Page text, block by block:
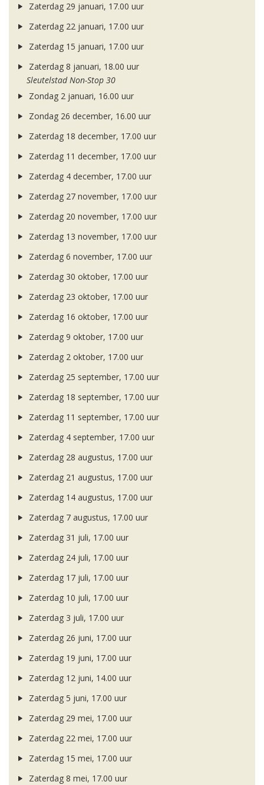
Zaterdag 29 januari, 17.00 uur
Zaterdag 22 januari, 17.00 uur
Zaterdag 15 januari, 17.00 uur
Zaterdag 8 januari, 18.00 uur
Sleutelstad Non-Stop 30
Zondag 2 januari, 16.00 uur
Zondag 26 december, 16.00 uur
Zaterdag 18 december, 17.00 uur
Zaterdag 11 december, 17.00 uur
Zaterdag 4 december, 17.00 uur
Zaterdag 27 november, 17.00 uur
Zaterdag 20 november, 17.00 uur
Zaterdag 13 november, 17.00 uur
Zaterdag 6 november, 17.00 uur
Zaterdag 30 oktober, 17.00 uur
Zaterdag 23 oktober, 17.00 uur
Zaterdag 16 oktober, 17.00 uur
Zaterdag 9 oktober, 17.00 uur
Zaterdag 2 oktober, 17.00 uur
Zaterdag 25 september, 17.00 uur
Zaterdag 18 september, 17.00 uur
Zaterdag 11 september, 17.00 uur
Zaterdag 4 september, 17.00 uur
Zaterdag 28 augustus, 17.00 uur
Zaterdag 21 augustus, 17.00 uur
Zaterdag 14 augustus, 17.00 uur
Zaterdag 7 augustus, 17.00 uur
Zaterdag 31 juli, 17.00 uur
Zaterdag 24 juli, 17.00 uur
Zaterdag 17 juli, 17.00 uur
Zaterdag 10 juli, 17.00 uur
Zaterdag 3 juli, 17.00 uur
Zaterdag 26 juni, 17.00 uur
Zaterdag 19 juni, 17.00 uur
Zaterdag 12 juni, 14.00 uur
Zaterdag 5 juni, 17.00 uur
Zaterdag 29 mei, 17.00 uur
Zaterdag 22 mei, 17.00 uur
Zaterdag 15 mei, 17.00 uur
Zaterdag 8 mei, 17.00 uur